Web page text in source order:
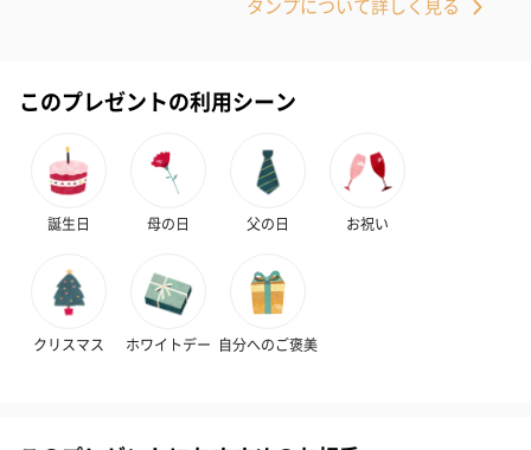
プリザーブドフラワー
ブーケ（ピンク）
（2,580円）
プリザーブドフラワー
ブーケ（ブルー）
（2,580円）
ぬいぐるみ
愛らしいぬいぐるみを同梱してお届けします。
誕生日・記念日・出産祝いなどのシーンにおすすめです。
タンプについて詳しく見る
このプレゼントの利用シーン
誕生日 母の日 父の日 お祝い
クリスマス ホワイトデー 自分へのご褒美